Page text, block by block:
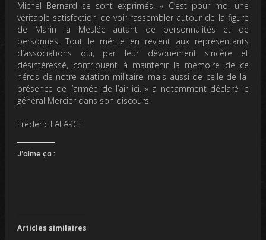
Michel Bernard se sont exprimés. « C’est pour moi une
véritable satisfaction de voir rassembler autour de la figure
de Marin la Meslée autant de personnalités et de
personnes. Tout le mérite en revient aux représentants
d’associations qui, par leur dévouement sincère et
désintéressé, contribuent à maintenir la mémoire de ce
héros de notre aviation militaire, mais aussi de celle de la
présence de l’armée de l’air ici. » a notamment déclaré le
général Mercier dans son discours.
Fréderic LAFARGE
J’aime ça :
Articles similaires